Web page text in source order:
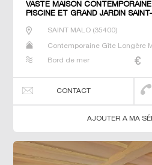
VASTE MAISON
PISCINE ET GRAND JARDIN
SAINT MALO(35400)
Contemporaine Gîte Longère
Bord de mer
CONTACT
AJOUTER A MA